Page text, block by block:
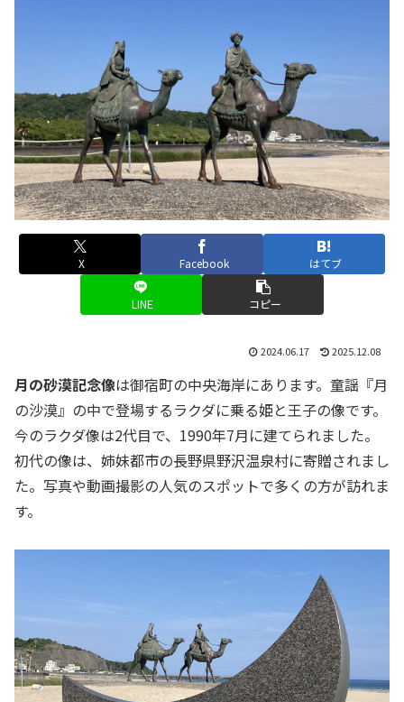
X Facebook はてブ
LINE コピー
2024.06.17 2025.12.08
月の砂漠記念像は御宿町の中央海岸にあります。童謡『月
の沙漠』の中で登場するラクダに乗る姫と王子の像です。
今のラクダ像は2代目で、1990年7月に建てられました。
初代の像は、姉妹都市の長野県野沢温泉村に寄贈されまし
た。写真や動画撮影の人気のスポットで多くの方が訪れま
す。